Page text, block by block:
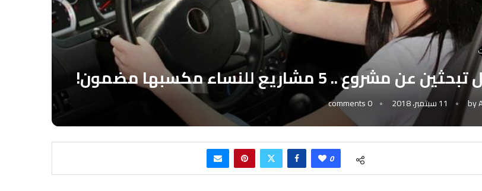
عن مشروع .. 5 مشاريع للنساء مكسبها مضمون!
by 11 سبتمبر، 2018 0 comments
0